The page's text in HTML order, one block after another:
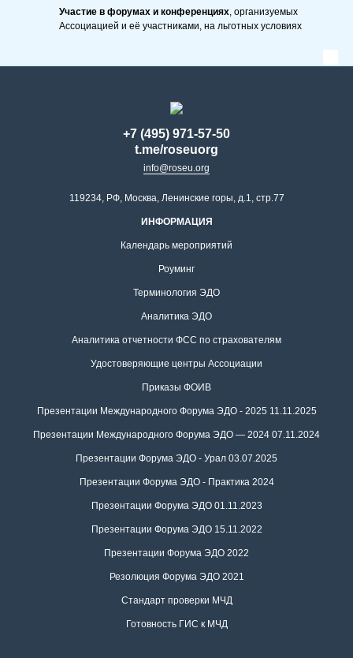
Участие в форумах и конференциях, организуемых
Ассоциацией и её участниками, на льготных условиях
+7 (495) 971-57-50
t.me/roseuorg
info@roseu.org
119234, РФ, Москва, Ленинские горы, д.1, стр.77
ИНФОРМАЦИЯ
Календарь мероприятий
Роуминг
Терминология ЭДО
Аналитика ЭДО
Аналитика отчетности ФСС по страхователям
Удостоверяющие центры Ассоциации
Приказы ФОИВ
Презентации Международного Форума ЭДО - 2025 11.11.2025
Презентации Международного Форума ЭДО — 2024 07.11.2024
Презентации Форума ЭДО - Урал 03.07.2025
Презентации Форума ЭДО - Практика 2024
Презентации Форума ЭДО 01.11.2023
Презентации Форума ЭДО 15.11.2022
Презентации Форума ЭДО 2022
Резолюция Форума ЭДО 2021
Стандарт проверки МЧД
Готовность ГИС к МЧД